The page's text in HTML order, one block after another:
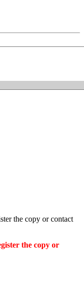
the copy or contact
the copy or